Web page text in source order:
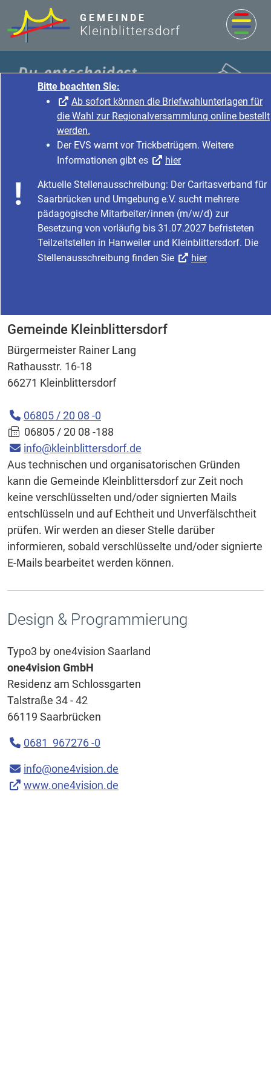
Bitte beachten Sie:
Ab sofort können die Briefwahlunterlagen für
die Wahl zur Regionalversammlung online bestellt
werden.
Der EVS warnt vor Trickbetrügern. Weitere
Informationen gibt es
hier
Aktuelle Stellenausschreibung: Der Caritasverband für
Saarbrücken und Umgebung e.V. sucht mehrere
pädagogische Mitarbeiter/innen (m/w/d) zur
Besetzung von vorläufig bis 31.07.2027 befristeten
Teilzeitstellen in Hanweiler und Kleinblittersdorf. Die
Stellenausschreibung finden Sie
hier
GEMEINDE
Kleinblittersdorf
Startseite Impressum
Impressum
Gemeinde Kleinblittersdorf
Bürgermeister Rainer Lang
Rathausstr. 16-18
66271 Kleinblittersdorf
06805 / 20 08 -0
06805 / 20 08 -188
info@kleinblittersdorf.de
Aus technischen und organisatorischen Gründen
kann die Gemeinde Kleinblittersdorf zur Zeit noch
keine verschlüsselten und/oder signierten Mails
entschlüsseln und auf Echtheit und Unverfälschtheit
prüfen. Wir werden an dieser Stelle darüber
informieren, sobald verschlüsselte und/oder signierte
E-Mails bearbeitet werden können.
Design & Programmierung
Typo3 by one4vision Saarland
one4vision GmbH
Residenz am Schlossgarten
Talstraße 34 - 42
66119 Saarbrücken
0681 967276 -0
info@one4vision.de
www.one4vision.de